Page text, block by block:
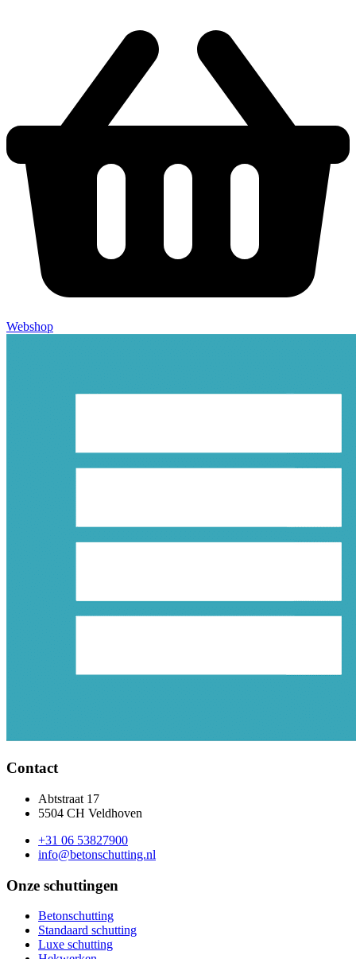
Webshop
Contact
Abtstraat 17
5504 CH Veldhoven
+31 06 53827900
info@betonschutting.nl
Onze schuttingen
Betonschutting
Standaard schutting
Luxe schutting